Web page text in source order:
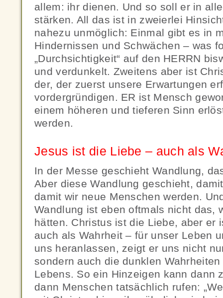
allem: ihr dienen. Und so soll er in
stärken. All das ist in zweierlei
nahezu unmöglich: Einmal gibt es in
Hindernissen und Schwächen – was
„Durchsichtigkeit“ auf den HERRN
und verdunkelt. Zweitens aber ist
der, der zuerst unsere Erwartungen
vordergründigen. ER ist Mensch
einem höheren und tieferen Sinn
werden.
Jesus ist die Liebe – auch als
In der Messe geschieht Wandlung,
Aber diese Wandlung geschieht,
damit wir neue Menschen werden.
Wandlung ist eben oftmals nicht das,
hätten. Christus ist die Liebe, aber er
auch als Wahrheit – für unser Leben
uns heranlassen, zeigt er uns nicht
sondern auch die dunklen
Lebens. So ein Hinzeigen kann dann
dann Menschen tatsächlich rufen: